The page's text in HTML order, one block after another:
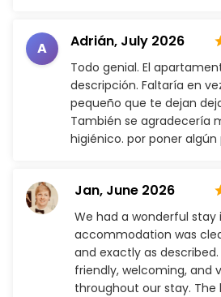
A Adrián, July 2026
Todo genial. El
descripción. Faltaría en
pequeño que te dejan
También se agradecería
higiénico. por poner algún
Jan, June 2026
We had a wonderful stay
accommodation was
and exactly as
friendly, welcoming, and
throughout our stay.